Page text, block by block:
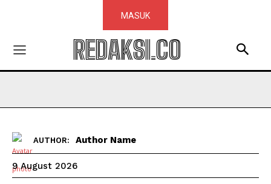
MASUK
REDAKSI.CO
AUTHOR: Author Name
9 August 2026